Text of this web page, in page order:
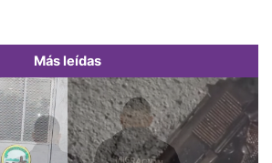
Más leídas